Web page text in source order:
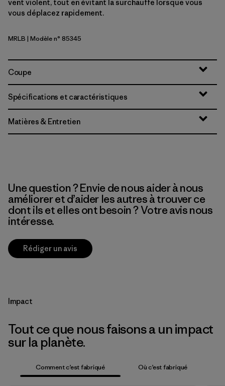
vent violent, tout en évitant la surchauffe lorsque vous
vous déplacez rapidement.
Marlow Brown
MRLB | Modèle n° 85345
Coupe
Spécifications et caractéristiques
Matières & Entretien
Une question ? Envie de nous aider à nous
améliorer et d’aider les autres à trouver ce
dont ils et elles ont besoin ? Votre avis nous
intéresse.
Rédiger un avis
Impact
Tout ce que nous faisons a un impact
sur la planète.
Comment c’est fabriqué Où c’est fabriqué